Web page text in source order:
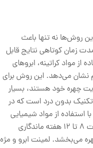
روش‌ها نه تنها باعث
زمان کوتاهی نتایج قابل
از مواد کراتینه، ابروهای
نشان می‌دهد. این روش برای
چهره خود هستند، بسیار
بدون درد است که در
استفاده از مواد شیمیایی
ثابت می‌شوند. این روش می‌تواند برای مدت 8 تا 12 هفته ماندگاری
می‌بخشد. لمینت ابرو و مژه